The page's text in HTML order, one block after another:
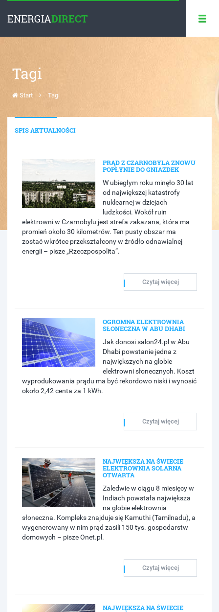
ENERGIADIRECT
Tagi
Start Tagi
SPIS AKTUALNOŚCI
PRĄD Z CZARNOBYLA ZNOWU
POPŁYNIE DO GNIAZDEK
W ubiegłym roku minęło 30 lat
od największej katastrofy
nuklearnej w dziejach
ludzkości. Wokół ruin
elektrowni w Czarnobylu jest strefa zakazana, która ma
promień około 30 kilometrów. Ten pusty obszar ma
zostać wkrótce przekształcony w źródło odnawialnej
energii – pisze „Rzeczpospolita”.
Czytaj więcej
OGROMNA ELEKTROWNIA
SŁONECZNA W ABU DHABI
Jak donosi salon24.pl w Abu
Dhabi powstanie jedna z
największych na globie
elektrowni słonecznych. Koszt
wyprodukowania prądu ma być rekordowo niski i wynosić
około 2,42 centa za 1 kWh.
Czytaj więcej
NAJWIĘKSZA NA ŚWIECIE
ELEKTROWNIA SOLARNA
OTWARTA
Zaledwie w ciągu 8 miesięcy w
Indiach powstała największa
na globie elektrownia
słoneczna. Kompleks znajduje się Kamuthi (Tamilnadu), a
wygenerowany w nim prąd zasili 150 tys. gospodarstw
domowych – pisze Onet.pl.
Czytaj więcej
NAJWIĘKSZA NA ŚWIECIE